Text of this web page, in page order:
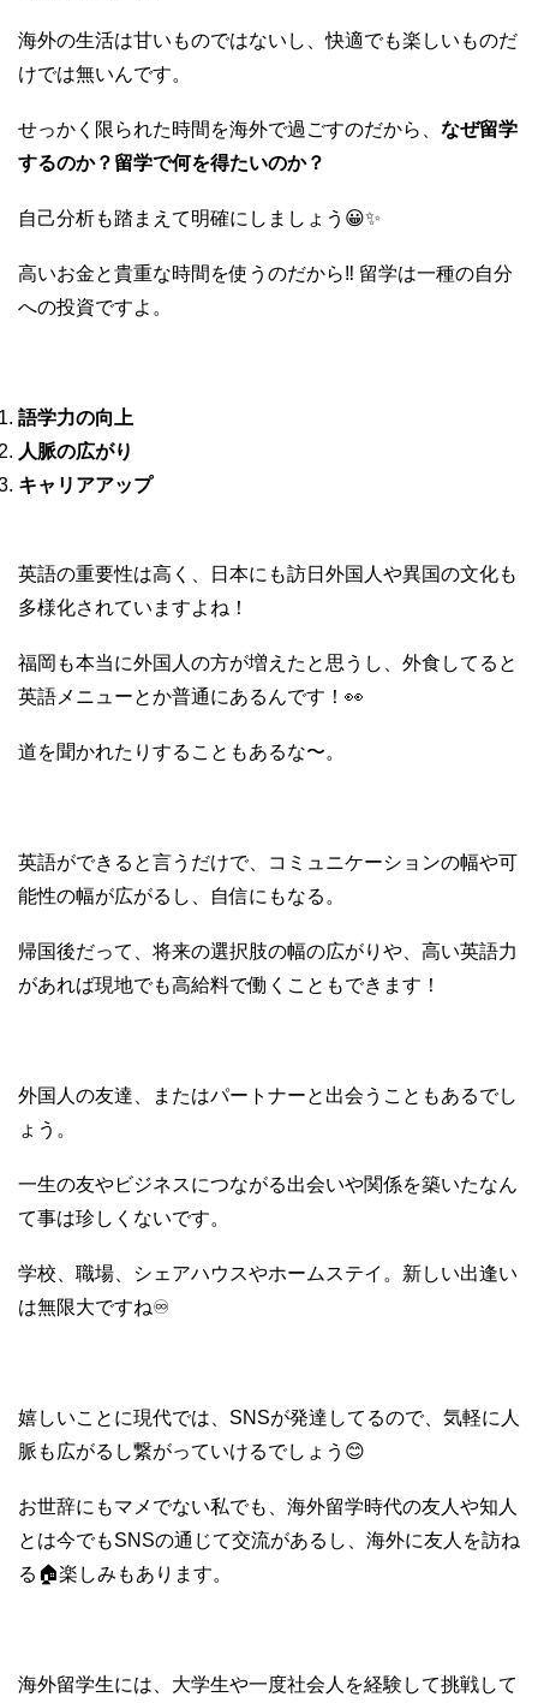
海外の生活は甘いものではないし、快適でも楽しいものだ
けでは無いんです。
せっかく限られた時間を海外で過ごすのだから、 なぜ留学
するのか？留学で何を得たいのか？
自己分析も踏まえて明確にしましょう😀✨
高いお金と貴重な時間を使うのだから‼︎ 留学は一種の自分
への投資ですよ。
語学力の向上
人脈の広がり
キャリアアップ
英語の重要性は高く、日本にも訪日外国人や異国の文化も
多様化されていますよね！
福岡も本当に外国人の方が増えたと思うし、外食してると
英語メニューとか普通にあるんです！👀
道を聞かれたりすることもあるな〜。
英語ができると言うだけで、コミュニケーションの幅や可
能性の幅が広がるし、自信にもなる。
帰国後だって、将来の選択肢の幅の広がりや、高い英語力
があれば現地でも高給料で働くこともできます！
外国人の友達、またはパートナーと出会うこともあるでし
ょう。
一生の友やビジネスにつながる出会いや関係を築いたなん
て事は珍しくないです。
学校、職場、シェアハウスやホームステイ。新しい出逢い
は無限大ですね♾
嬉しいことに現代では、SNSが発達してるので、気軽に人
脈も広がるし繋がっていけるでしょう😊
お世辞にもマメでない私でも、海外留学時代の友人や知人
とは今でもSNSの通じて交流があるし、海外に友人を訪ね
る🏠楽しみもあります。
海外留学生には、大学生や一度社会人を経験して挑戦して